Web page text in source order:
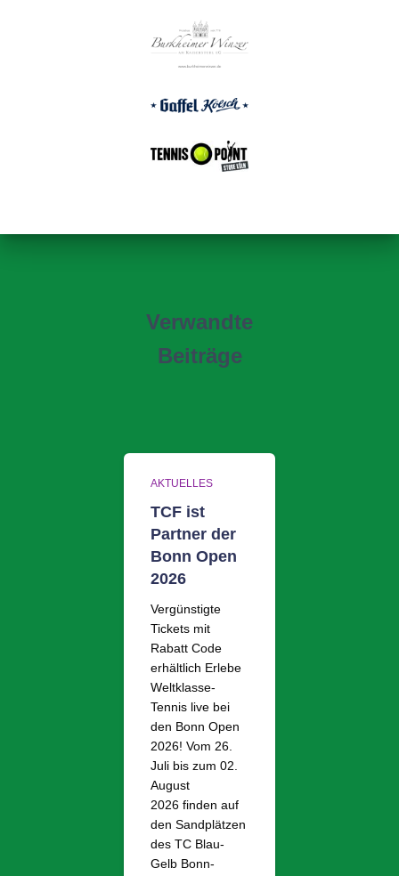
Verwandte
Beiträge
AKTUELLES
TCF ist
Partner der
Bonn Open
2026
Vergünstigte
Tickets mit
Rabatt Code
erhältlich Erlebe
Weltklasse-
Tennis live bei
den Bonn Open
2026! Vom 26.
Juli bis zum 02.
August
2026 finden auf
den Sandplätzen
des TC Blau-
Gelb Bonn-